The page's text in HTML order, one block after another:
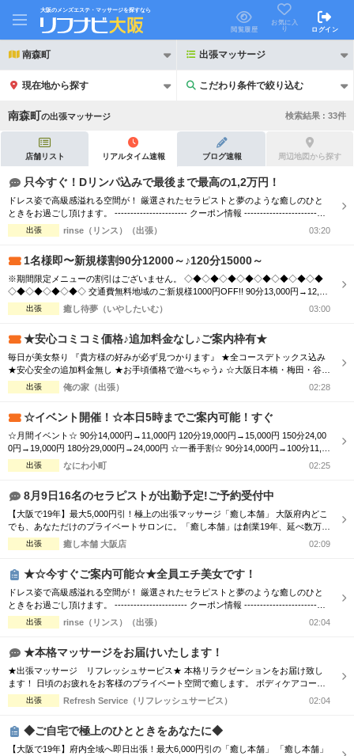
大阪のメンズエステ・マッサージを探すなら
閲覧履歴
お気に入
り
ログイン
南森町 出張マッサージ
現在地から探す こだわり条件で絞り込む
こだわり条件で絞り込む
21時以降も受付 24時以降も受付
初回割引あり
団体割引 ポイントカード有
キャッシュレス決済OK 領収証発行可
完全個室 半個室あり
ペアルームあり
フットバスあり 岩盤浴あり
専用駐車場あり 有資格者在籍
スタッフ指名可 Ｗセラピスト
駅から徒歩5分以内
南森町の出張マッサージ 検索結果 : 33件
店舗リスト リアルタイム速報 ブログ速報 周辺地図から探す
只今すぐ！Dリンパ込みで最後まで最高の1,2万円！
ドレス姿で高級感溢れる空間が！ 厳選されたセラピストと夢のような癒しのひと
ときをお過ごし頂けます。 ----------------------- クーポン情報 -----------------------
【デトックスコース】通常90分 16,000円 ⇒ 70分 12,000円 【ご利用条件】 「リフ
ナビを見た」と言ってご予約いただいたお客様 ※指名料別途、エリア限定 お客様
出張 rinse（リンス）（出張） 03:20
1名様即〜新規様割90分12000～♪120分15000～
※期間限定メニューの割引はございません。 ◇◆◇◆◇◆◇◆◇◆◇◆◇◆◇◆
◇◆◇◆◇◆◇◆◇ 交通費無料地域のご新規様1000円OFF!! 90分13,000円→12,00
0円 120分16,000円→15,000円 150分20,000円→19,000円 ※指名料別途 ◇◆◇◆◇
◆◇◆◇◆◇◆◇◆◇◆◇◆◇◆◇◆◇◆◇ 市内の交通費を頂く地域のご新規様1
出張 癒し待夢（いやしたいむ） 03:00
★安心コミコミ価格♪追加料金なし♪ご案内枠有★
毎日が美女祭り 『貴方様の好みが必ず見つかります』 ★全コースデトックス込み
★安心安全の追加料金無し ★お手頃価格で遊べちゃう♪ ☆大阪日本橋・梅田・谷
九・天王寺エリア ☆朝10時～翌朝6時まで営業中♀ ☆大阪全域出張対応♪ ☆毎日18
時～大阪市内交通費無料♪ ホテルで♪ご自宅で♪ 厳選された可愛いセラピストと 素
出張 俺の家（出張） 02:28
☆イベント開催！☆本日5時までご案内可能！すぐ
☆月間イベント☆ 90分14,000円→11,000円 120分19,000円→15,000円 150分24,00
0円→19,000円 180分29,000円→24,000円 ☆一番手割☆ 90分14,000円→100分11,0
00円 120分19,000円→130分15,000円 150分24,000円→160分19,000円 180分29,000
円→190分24,000円 ☆オプション☆ ...
出張 なにわ小町 02:25
8月9日16名のセラピストが出勤予定!ご予約受付中
【大阪で19年】最大5,000円引！極上の出張マッサージ「癒し本舗」 大阪府内どこ
でも、あなただけのプライベートサロンに。「癒し本舗」は創業19年、延べ数万回
の実績を誇る出張専門店です。厳選されたセラピストが、ご自宅やホテルへ至福の
癒しをお届けします。 ■選べる5つの本格メニュー ・ボディケア：コリを芯から解
眠不足に ...
出張 癒し本舗 大阪店 02:09
★☆今すぐご案内可能☆★全員エチ美女です！
ドレス姿で高級感溢れる空間が！ 厳選されたセラピストと夢のような癒しのひと
ときをお過ごし頂けます。 ----------------------- クーポン情報 -----------------------
【デトックスコース】通常90分 16,000円 ⇒ 70分 12,000円 【ご利用条件】 「リフ
ナビを見た」と言ってご予約いただいたお客様 ※指名料別途、エリア限定 お客様
出張 rinse（リンス）（出張） 02:04
★本格マッサージをお届けいたします！
★出張マッサージ リフレッシュサービス★ 本格リラクゼーションをお届け致し
ます！ 日頃のお疲れをお客様のプライベート空間で癒します。 ボディケアコース
で全身をしっかりとほぐすも良し！ オイルセラピーで体の深部からゆったりする
も良し！ ★高リピートのスタッフが多数出勤★ リフレッシュサービスでは、 技術
などでもお気軽にご利...
出張 Refresh Service（リフレッシュサービス） 02:04
◆ご自宅で極上のひとときをあなたに◆
【大阪で19年】府内全域へ即日出張！最大6,000円引の「癒し本舗」 「癒し本舗」